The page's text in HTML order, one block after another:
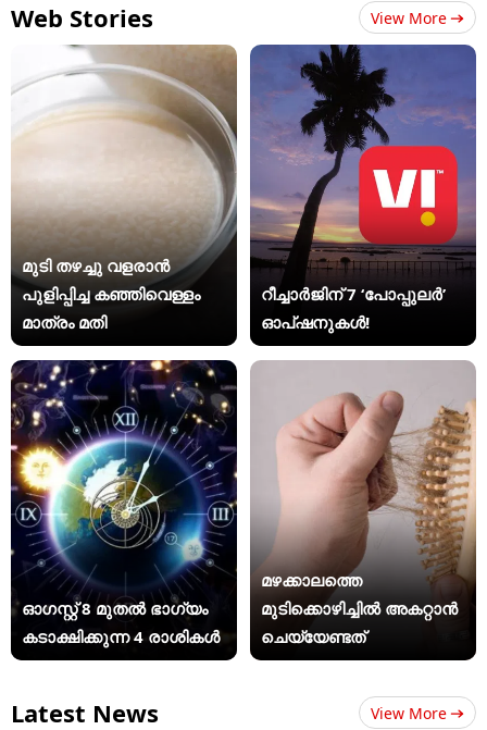
Web Stories View More
മുടി തഴച്ചു വളരാൻ
പുളിപ്പിച്ച കഞ്ഞിവെള്ളം
മാത്രം മതി
റീച്ചാർജിന് 7 ‘പോപ്പുലർ’
ഓപ്ഷനുകൾ!
ഓഗസ്റ്റ് 8 മുതൽ ഭാഗ്യം
കടാക്ഷിക്കുന്ന 4 രാശികൾ
മഴക്കാലത്തെ
മുടിക്കൊഴിച്ചിൽ അകറ്റാൻ
ചെയ്യേണ്ടത്
Latest News View More